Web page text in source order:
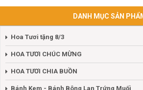
DANH MỤC SẢN PHẨM
Hoa Tươi tặng 8/3